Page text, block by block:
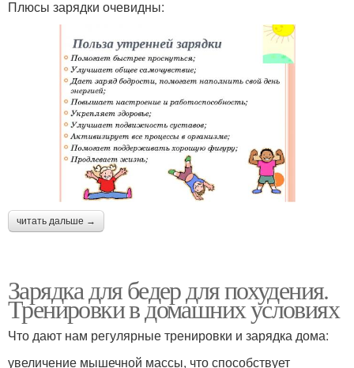
Плюсы зарядки очевидны:
читать дальше →
Зарядка для бедер для похудения.
Тренировки в домашних условиях
Что дают нам регулярные тренировки и зарядка дома:
увеличение мышечной массы, что способствует